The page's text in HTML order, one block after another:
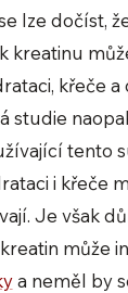
lze dočíst,
kreatinu
křeče
studie
tento
i křeče
Je však
může
a neměl by